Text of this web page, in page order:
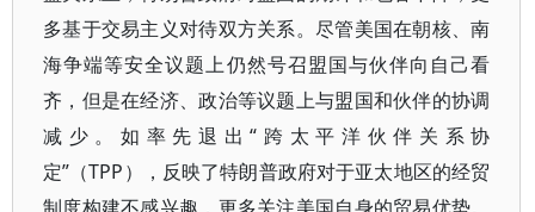
多基于交易主义对待双方关系。尽管美国在朝核、南
海争端等安全议题上仍然号召盟国与伙伴向自己看
齐，但是在经济、政治等议题上与盟国和伙伴的协调
减少。如率先退出“跨太平洋伙伴关系协
定”（TPP），反映了特朗普政府对于亚太地区的经贸